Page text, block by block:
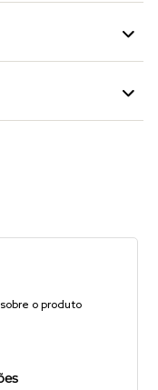
o produto